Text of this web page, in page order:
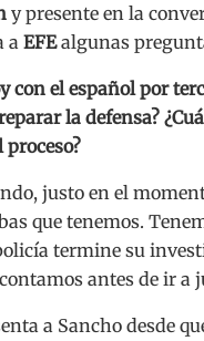
y presente en la
a EFEalgunas
con el español por
la defensa?
justo en el
que tenemos.
termine su
antes de ir a
a Sancho desde